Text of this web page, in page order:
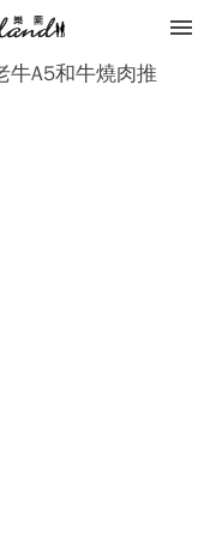
牛A5和牛燒肉推